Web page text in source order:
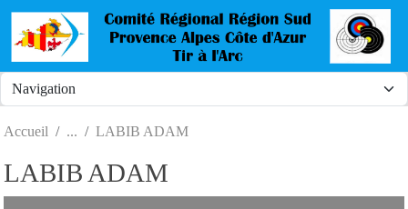
Accueil LABIB ADAM
LABIB ADAM
Panneau de gestion des cookies